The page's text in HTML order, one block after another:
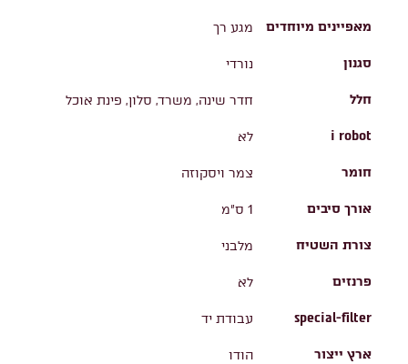
מאפיינים מיוחדים מגע רך
סגנון נורדי
חלל חדר שינה, משרד, סלון, פינת אוכל
i robot לא
חומר צמר ויסקוזה
אורך סיבים 1 ס"מ
צורת השטיח מלבני
פרנזים לא
special-filter עבודת יד
ארץ ייצור הודו